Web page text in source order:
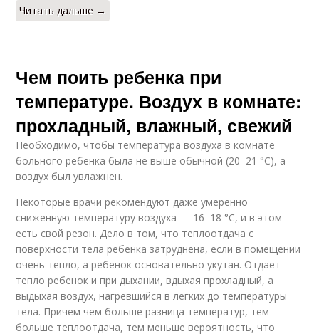
Читать дальше →
Чем поить ребенка при
температуре. Воздух в комнате:
прохладный, влажный, свежий
Необходимо, чтобы температура воздуха в комнате
больного ребенка была не выше обычной (20–21 °С), а
воздух был увлажнен.
Некоторые врачи рекомендуют даже умеренно
сниженную температуру воздуха — 16–18 °С, и в этом
есть свой резон. Дело в том, что теплоотдача с
поверхности тела ребенка затруднена, если в помещении
очень тепло, а ребенок основательно укутан. Отдает
тепло ребенок и при дыхании, вдыхая прохладный, а
выдыхая воздух, нагревшийся в легких до температуры
тела. Причем чем больше разница температур, тем
больше теплоотдача, тем меньше вероятность, что